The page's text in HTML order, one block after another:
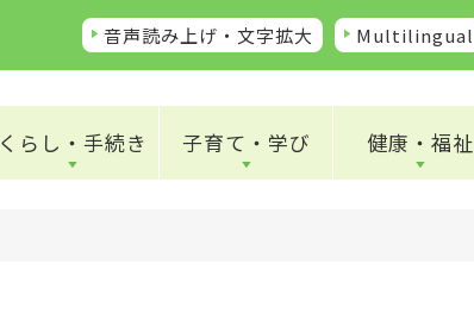
音声読み上げ・文字拡大 Multilingual
くらし・手続き 子育て・学び 健康・福祉